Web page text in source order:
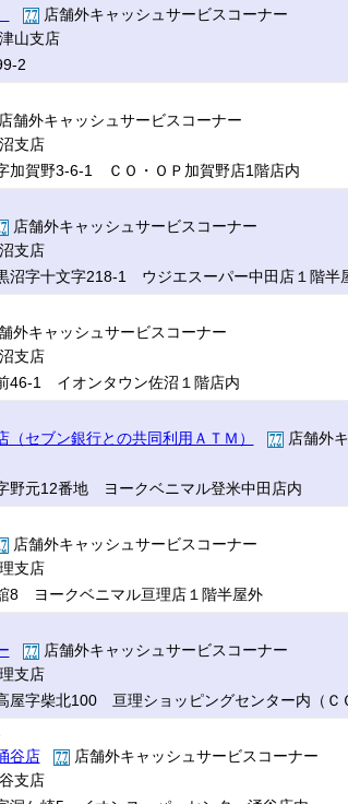
店舗外キャッシュサービスコーナー
山支店
2
店舗外キャッシュサービスコーナー
支店
加賀野3-6-1 ＣＯ・ＯＰ加賀野店1階店内
店舗外キャッシュサービスコーナー
支店
沼字十文字218-1 ウジエスーパー中田店１階半
外キャッシュサービスコーナー
支店
46-1 イオンタウン佐沼１階店内
（セブン銀行との共同利用ＡＴＭ）
店舗外
野元12番地 ヨークベニマル登米中田店内
店舗外キャッシュサービスコーナー
支店
8 ヨークベニマル亘理店１階半屋外
店舗外キャッシュサービスコーナー
支店
屋字柴北100 亘理ショッピングセンター内（Ｃ
谷店
店舗外キャッシュサービスコーナー
支店